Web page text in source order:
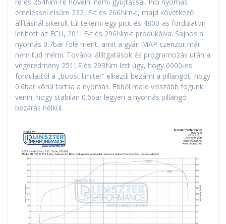
emeléssel elsőre 232LE-t és 266Nm-t, majd következő
állításnál sikerült túl tekerni egy picit és 4800-as fordulaton
letiltott az ECU, 201LE-t és 296Nm-t produkálva. Sajnos a
nyomás 0.7bar fölé ment, amit a gyári MAP szenzor már
nem tud mérni. További állítgatások és programozás után a
végeredmény 251LE és 293Nm lett úgy, hogy 6000-es
fordulattól a „boost limiter” elkezdi bezárni a pillangót, hogy
0.6bar körül tartsa a nyomás. Ebből majd visszább fogunk
venni, hogy stabilan 0.6bar legyen a nyomás pillangó
bezárás nélkül.